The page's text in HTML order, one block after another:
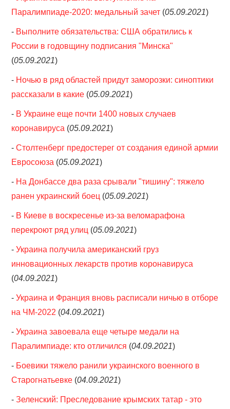
Паралимпиаде-2020: медальный зачет (05.09.2021)
- Выполните обязательства: США обратились к
России в годовщину подписания "Минска"
(05.09.2021)
- Ночью в ряд областей придут заморозки: синоптики
рассказали в какие (05.09.2021)
- В Украине еще почти 1400 новых случаев
коронавируса (05.09.2021)
-Столтенберг предостерег от создания единой армии
Евросоюза (05.09.2021)
- На Донбассе два раза срывали "тишину": тяжело
ранен украинский боец (05.09.2021)
- В Киеве в воскресенье из-за веломарафона
перекроют ряд улиц (05.09.2021)
-Украина получила американский груз
инновационных лекарств против коронавируса
(04.09.2021)
-Украина и Франция вновь расписали ничью в отборе
на ЧМ-2022 (04.09.2021)
-Украина завоевала еще четыре медали на
Паралимпиаде: кто отличился (04.09.2021)
- Боевики тяжело ранили украинского военного в
Старогнатьевке (04.09.2021)
-Зеленский: Преследование крымских татар - это